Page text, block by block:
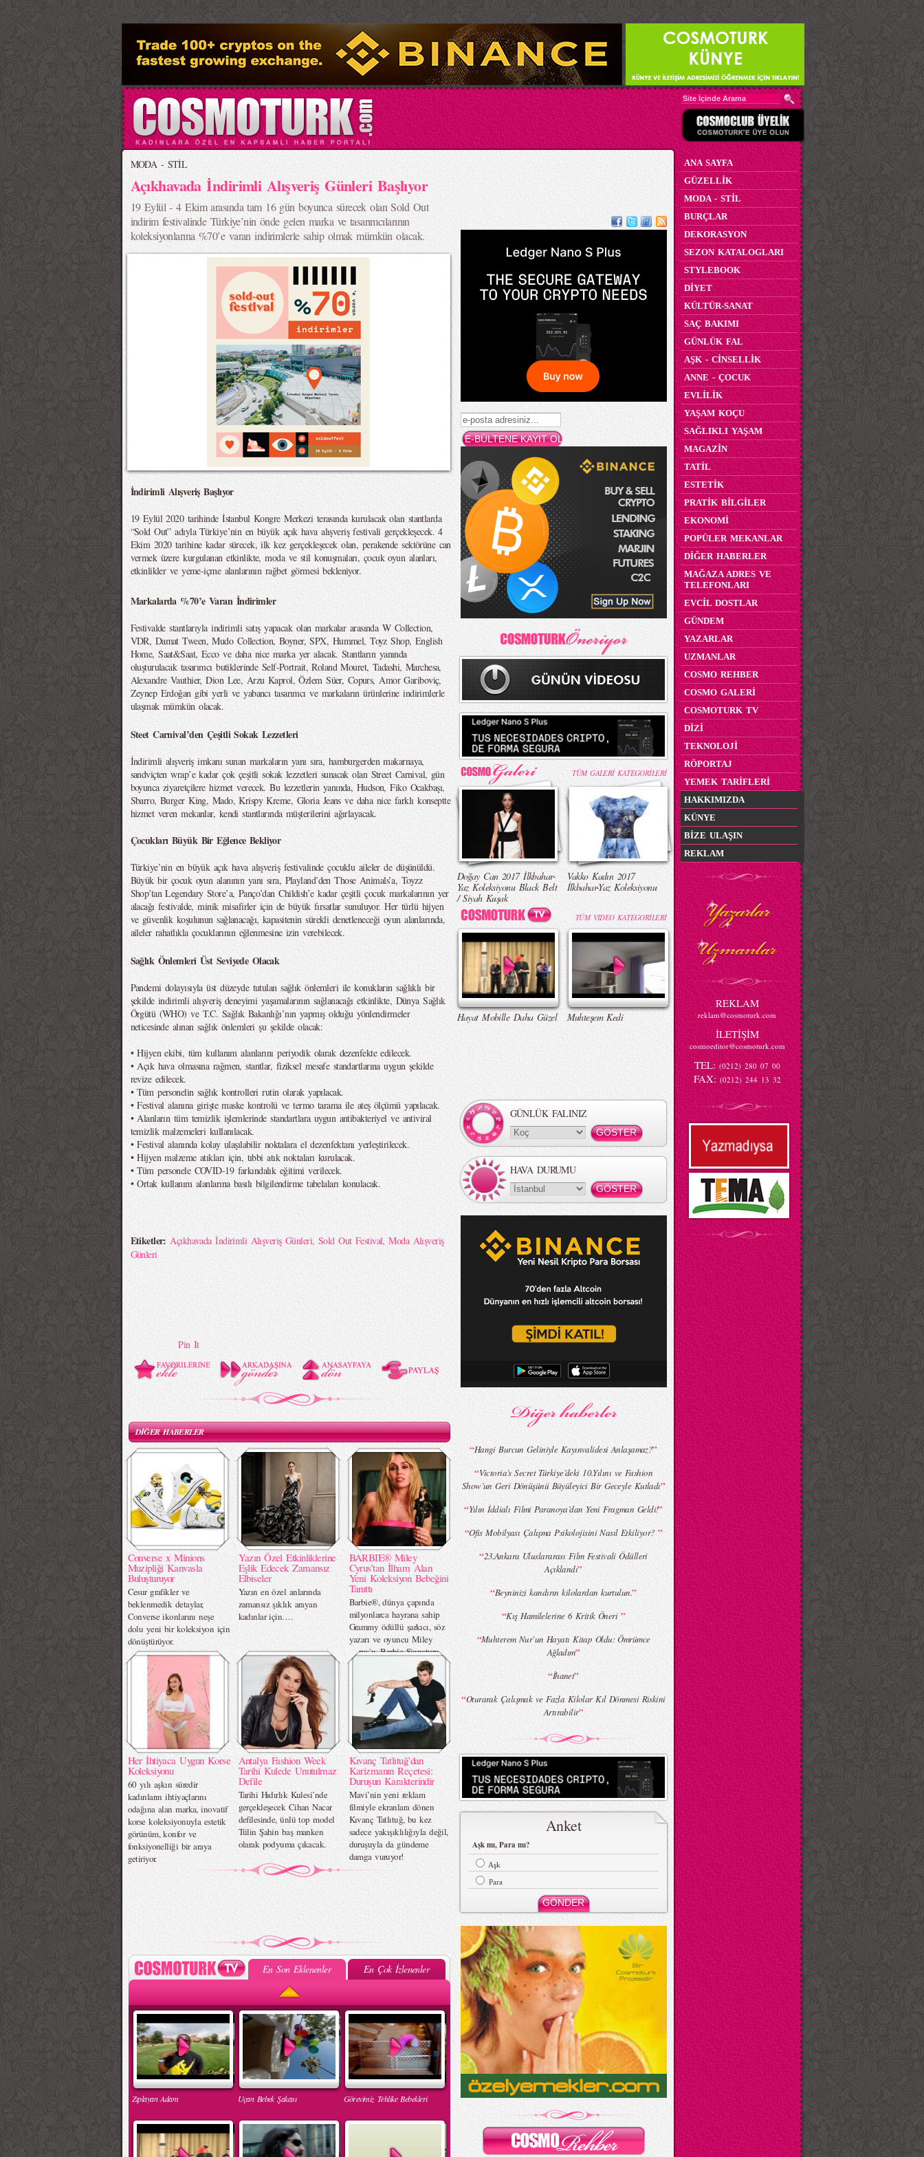
>
MODA - STİL
Açıkhavada İndirimli Alışveriş Günleri Başlıyor
19 Eylül - 4 Ekim arasında tam 16 gün boyunca sürecek olan Sold Out
indirim festivalinde Türkiye’nin önde gelen marka ve tasarımcılarının
koleksiyonlarına %70’e varan indirimlerle sahip olmak mümkün olacak.
İndirimli Alışveriş Başlıyor
19 Eylül 2020 tarihinde İstanbul Kongre Merkezi terasında kurulacak olan stantlarda
“Sold Out” adıyla Türkiye’nin en büyük açık hava alışveriş festivali gerçekleşecek. 4
Ekim 2020 tarihine kadar sürecek, ilk kez gerçekleşecek olan, perakende sektörüne can
vermek üzere kurgulanan etkinlikte, moda ve stil konuşmaları, çocuk oyun alanları,
etkinlikler ve yeme-içme alanlarının rağbet görmesi bekleniyor.
Markalarda %70’e Varan İndirimler
Festivalde stantlarıyla indirimli satış yapacak olan markalar arasında W Collection,
VDR, Damat Tween, Mudo Collection, Boyner, SPX, Hummel, Toyz Shop, English
Home, Saat&Saat, Ecco ve daha nice marka yer alacak. Stantların yanında
oluşturulacak tasarımcı butiklerinde Self-Portrait, Roland Mouret, Tadashi, Marchesa,
Alexandre Vauthier, Dion Lee, Arzu Kaprol, Özlem Süer, Copurs, Amor Gariboviç,
Zeynep Erdoğan gibi yerli ve yabancı tasarımcı ve markaların ürünlerine indirimlerle
ulaşmak mümkün olacak.
Steet Carnival’den Çeşitli Sokak Lezzetleri
İndirimli alışveriş imkanı sunan markaların yanı sıra, hamburgerden makarnaya,
sandviçten wrap’e kadar çok çeşitli sokak lezzetleri sunacak olan Street Carnival, gün
boyunca ziyaretçilere hizmet verecek. Bu lezzetlerin yanında, Hudson, Fiko Ocakbaşı,
Sbarro, Burger King, Mado, Krispy Kreme, Gloria Jeans ve daha nice farklı konseptte
hizmet veren mekanlar, kendi stantlarında müşterilerini ağırlayacak.
Çocukları Büyük Bir Eğlence Bekliyor
Türkiye’nin en büyük açık hava alışveriş festivalinde çocuklu aileler de düşünüldü.
Büyük bir çocuk oyun alanının yanı sıra, Playland’den Those Animals’a, Toyzz
Shop’tan Legendary Store’a, Panço’dan Childish’e kadar çeşitli çocuk markalarının yer
alacağı festivalde, minik misafirler için de büyük fırsatlar sunuluyor. Her türlü hijyen
ve güvenlik koşulunun sağlanacağı, kapasitenin sürekli denetleneceği oyun alanlarında,
aileler rahatlıkla çocuklarının eğlenmesine izin verebilecek.
Sağlık Önlemleri Üst Seviyede Olacak
Pandemi dolayısıyla üst düzeyde tutulan sağlık önlemleri ile konukların sağlıklı bir
şekilde indirimli alışveriş deneyimi yaşamalarının sağlanacağı etkinlikte, Dünya Sağlık
Örgütü (WHO) ve T.C. Sağlık Bakanlığı’nın yapmış olduğu yönlendirmeler
neticesinde alınan sağlık önlemleri şu şekilde olacak:
• Hijyen ekibi, tüm kullanım alanlarını periyodik olarak dezenfekte edilecek.
• Açık hava olmasına rağmen, stantlar, fiziksel mesafe standartlarına uygun şekilde
revize edilecek.
• Tüm personelin sağlık kontrolleri rutin olarak yapılacak.
• Festival alanına girişte maske kontrolü ve termo tarama ile ateş ölçümü yapılacak.
• Alanların tüm temizlik işlemlerinde standartlara uygun antibakteriyel ve antiviral
temizlik malzemeleri kullanılacak.
• Festival alanında kolay ulaşılabilir noktalara el dezenfektanı yerleştirilecek.
• Hijyen malzeme atıkları için, tıbbi atık noktaları kurulacak.
• Tüm personele COVID-19 farkındalık eğitimi verilecek.
• Ortak kullanım alanlarına basılı bilgilendirme tabelaları konulacak.
Etiketler:Açıkhavada İndirimli Alışveriş Günleri, Sold Out Festival,Moda Alışveriş
Günleri
Pin It
DİĞER HABERLER
Converse x Minions
Muzipliği Kanvasla
Buluşturuyor
Cesur grafikler ve
beklenmedik detaylar,
Converse ikonlarını neşe
dolu yeni bir koleksiyon için
dönüştürüyor.
Yazın Özel Etkinliklerine
Eşlik Edecek Zamansız
Elbiseler
Yazın en özel anlarında
zamansız şıklık arayan
kadınlar için….
BARBIE® Miley
Cyrus’tan İlham Alan
Yeni Koleksiyon Bebeğini
Tanıttı
Barbie®, dünya çapında
milyonlarca hayrana sahip
Grammy ödüllü şarkıcı, söz
yazarı ve oyuncu Miley
Cyrus`u, Barbie Signature™
serisinin yeni koleksiyon
bebeğiyle onurlandırıyor.
Her İhtiyaca Uygun Korse
Koleksiyonu
60 yılı aşkın süredir
kadınların ihtiyaçlarını
odağına alan marka, inovatif
korse koleksiyonuyla estetik
görünüm, konfor ve
fonksiyonelliği bir araya
getiriyor.
Antalya Fashion Week
Tarihi Kulede Unutulmaz
Defile
Tarihi Hıdırlık Kulesi’nde
gerçekleşecek Cihan Nacar
defilesinde, ünlü top model
Tülin Şahin baş manken
olarak podyuma çıkacak.
Kıvanç Tatlıtuğ’dan
Karizmanın Reçetesi:
Duruşun Karakterindir
Mavi’nin yeni reklam
filmiyle ekranlara dönen
Kıvanç Tatlıtuğ, bu kez
sadece yakışıklılığıyla değil,
duruşuyla da gündeme
damga vuruyor!
En Son Eklenenler En Çok İzlenenler
Zıplayan Adam Uçan Bebek Şakası Görevimiz Tehlike Bebekleri
TÜM GALERİ KATEGORİLERİ
Doğay Can 2017 İlkbahar-
Yaz Koleksiyonu Black Belt
/ Siyah Kuşak
Vakko Kadın 2017
İlkbahar-Yaz Koleksiyonu
TÜM VIDEO KATEGORİLERİ
Hayat Mobille Daha Güzel Muhteşem Kedi
GÜNLÜK FALINIZ
HAVA DURUMU
“Hangi Burcun Geliniyle Kayınvalidesi Anlaşamaz?”
“Victoria’s Secret Türkiye’deki 10.Yılını ve Fashion
Show’un Geri Dönüşünü Büyüleyici Bir Geceyle Kutladı”
“Yılın İddialı Filmi Paranoya’dan Yeni Fragman Geldi!”
“Ofis Mobilyası Çalışma Psikolojisini Nasıl Etkiliyor? ”
“23.Ankara Uluslararası Film Festivali Ödülleri
Açıklandı”
“Beyninizi kandırın kilolardan kurtulun.”
“Kış Hamilelerine 6 Kritik Öneri ”
“Muhterem Nur`un Hayatı Kitap Oldu: Ömrümce
Ağladım”
“İhanet”
“Oturarak Çalışmak ve Fazla Kilolar Kıl Dönmesi Riskini
Artırabilir”
Anket
Aşk mı, Para mı?
Aşk
Para
ANA SAYFA
GÜZELLİK
MODA - STİL
BURÇLAR
DEKORASYON
SEZON KATALOGLARI
STYLEBOOK
DİYET
KÜLTÜR-SANAT
SAÇ BAKIMI
GÜNLÜK FAL
AŞK - CİNSELLİK
ANNE - ÇOCUK
EVLİLİK
YAŞAM KOÇU
SAĞLIKLI YAŞAM
MAGAZİN
TATİL
ESTETİK
PRATİK BİLGİLER
EKONOMİ
POPÜLER MEKANLAR
DİĞER HABERLER
MAĞAZA ADRES VE
TELEFONLARI
EVCİL DOSTLAR
GÜNDEM
YAZARLAR
UZMANLAR
COSMO REHBER
COSMO GALERİ
COSMOTURK TV
DİZİ
TEKNOLOJİ
RÖPORTAJ
YEMEK TARİFLERİ
HAKKIMIZDA
KÜNYE
BİZE ULAŞIN
REKLAM
REKLAM
reklam@cosmoturk.com
İLETİŞİM
cosmoeditor@cosmoturk.com
TEL: (0212) 280 07 00
FAX: (0212) 244 13 32